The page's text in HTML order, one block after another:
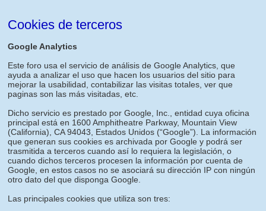
Cookies de terceros
Google Analytics
Este foro usa el servicio de análisis de Google Analytics, que
ayuda a analizar el uso que hacen los usuarios del sitio para
mejorar la usabilidad, contabilizar las visitas totales, ver que
paginas son las más visitadas, etc.
Dicho servicio es prestado por Google, Inc., entidad cuya oficina
principal está en 1600 Amphitheatre Parkway, Mountain View
(California), CA 94043, Estados Unidos (“Google”). La información
que generan sus cookies es archivada por Google y podrá ser
trasmitida a terceros cuando así lo requiera la legislación, o
cuando dichos terceros procesen la información por cuenta de
Google, en estos casos no se asociará su dirección IP con ningún
otro dato del que disponga Google.
Las principales cookies que utiliza son tres: